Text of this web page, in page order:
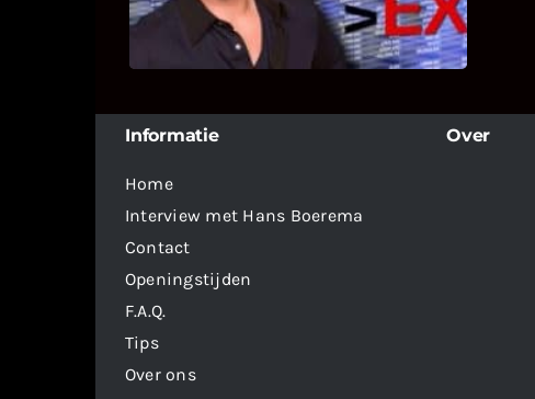
dit programma.
Informatie
Home
Interview met Hans Boerema
Contact
Openingstijden
F.A.Q.
Tips
Over ons
Over